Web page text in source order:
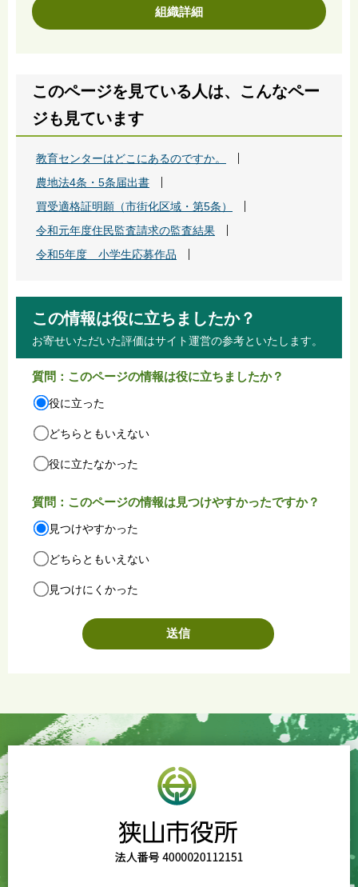
組織詳細
このページを見ている人は、こんなペー
ジも見ています
教育センターはどこにあるのですか。
農地法4条・5条届出書
買受適格証明願（市街化区域・第5条）
令和元年度住民監査請求の監査結果
令和5年度 小学生応募作品
この情報は役に立ちましたか？
お寄せいただいた評価はサイト運営の参考といたします。
質問：このページの情報は役に立ちましたか？
役に立った
どちらともいえない
役に立たなかった
質問：このページの情報は見つけやすかったですか？
見つけやすかった
どちらともいえない
見つけにくかった